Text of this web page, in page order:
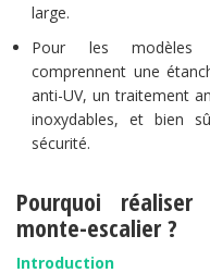
large.
Pour les modèles
comprennent une
anti-UV, un traitement
inoxydables, et bien
sécurité.
Pourquoi
monte-escalier ?
Introduction